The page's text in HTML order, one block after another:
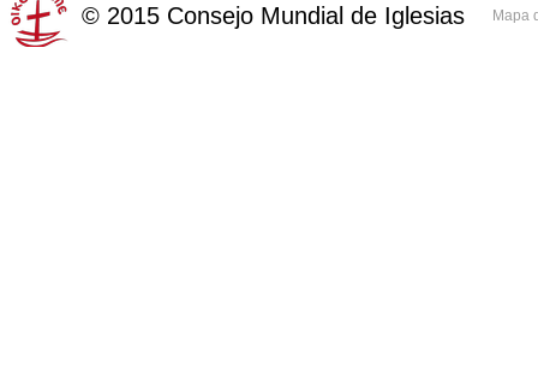
© 2015 Consejo Mundial de Iglesias Mapa